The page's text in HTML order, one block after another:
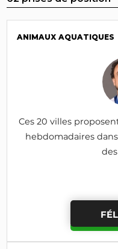
ANIMAUX AQUATIQUES
Ces 20 villes
hebdomadaires